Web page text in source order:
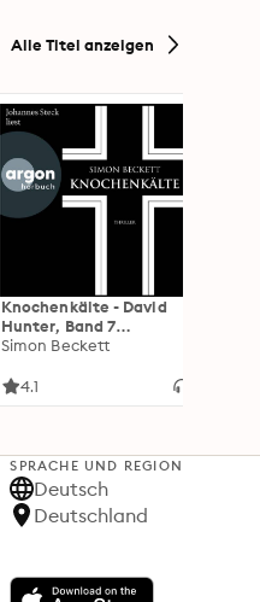
Alle Titel anzeigen
Knochenkälte - David
Hunter, Band 7
(Ungekürzte Lesung)
Simon Beckett
4.1
SPRACHE UND REGION
Deutsch
Deutschland